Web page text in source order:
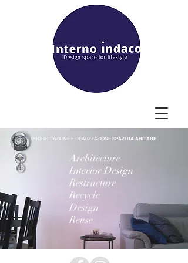
Architecture
Interior Design
Restructure
Recycle
Design
Reuse
PROGETTAZIONE E REALIZZAZIONE SPAZI DA ABITARE